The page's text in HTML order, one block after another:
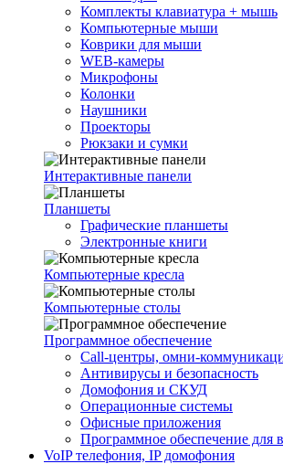
Комплекты клавиатура + мышь
Компьютерные мыши
Коврики для мыши
WEB-камеры
Микрофоны
Колонки
Наушники
Проекторы
Рюкзаки и сумки
Интерактивные панели
Планшеты
Графические планшеты
Электронные книги
Компьютерные кресла
Компьютерные столы
Программное обеспечение
Call-центры, омни-
Антивирусы и безопасность
Домофония и СКУД
Операционные системы
Офисные приложения
Программное обеспечение для
VoIP телефония, IP домофония